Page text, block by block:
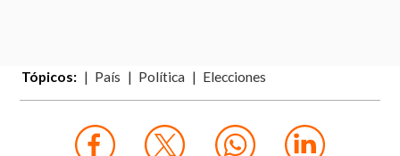
Tópicos: País Política Elecciones